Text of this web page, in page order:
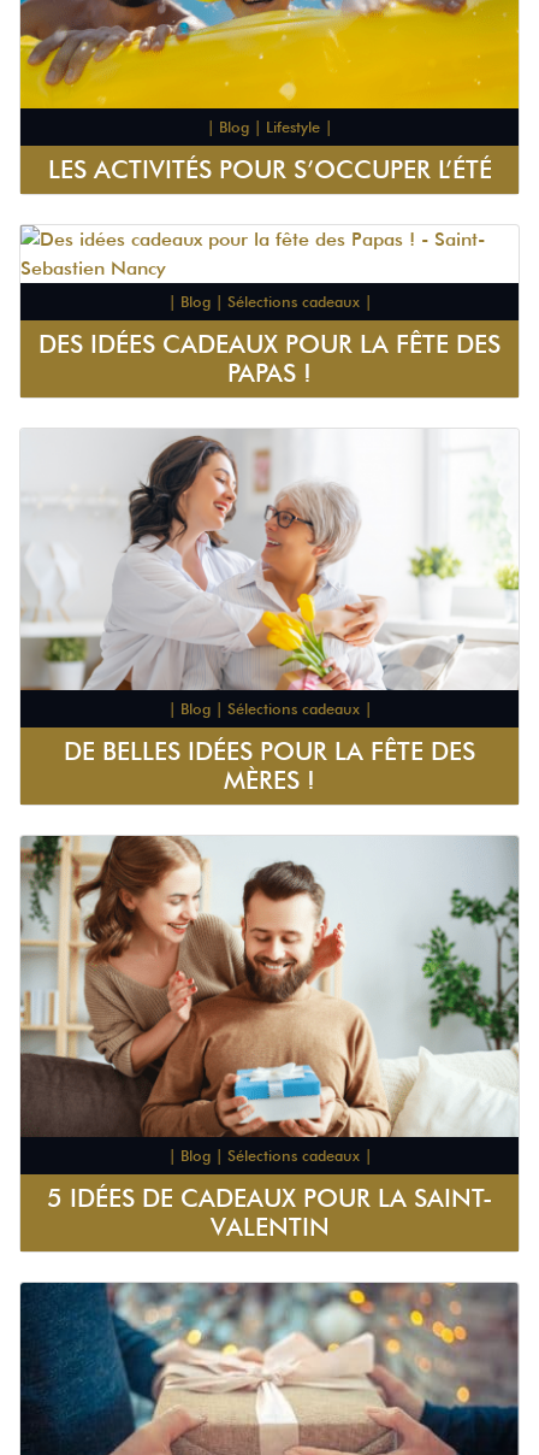
| Blog | Lifestyle |
LES ACTIVITÉS POUR S’OCCUPER L’ÉTÉ
| Blog | Sélections cadeaux |
DES IDÉES CADEAUX POUR LA FÊTE DES
PAPAS !
| Blog | Sélections cadeaux |
DE BELLES IDÉES POUR LA FÊTE DES
MÈRES !
| Blog | Sélections cadeaux |
5 IDÉES DE CADEAUX POUR LA SAINT-
VALENTIN